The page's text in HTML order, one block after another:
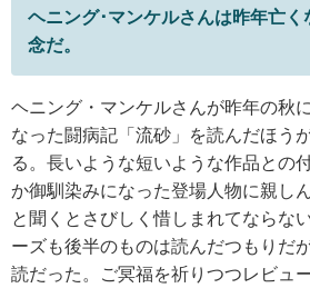
ヘニング･マンケルさんは昨年亡
念だ。
ヘニング・マンケルさんが昨年の秋
なった闘病記「流砂」を読んだほう
る。長いような短いような作品との
か御馴染みになった登場人物に親し
と聞くとさびしく惜しまれてならな
ーズも後半のものは読んだつもりだ
読だった。ご冥福を祈りつつレビュ